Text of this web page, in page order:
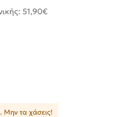
51,90€
Μην τα χάσεις!